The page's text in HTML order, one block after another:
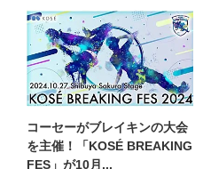
コーセーがブレイキンの大会
を主催！「KOSÉ BREAKING
FES」が10月...